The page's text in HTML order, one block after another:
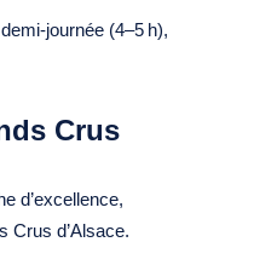
(4–5 h),
Crus
d’excellence,
Crus d’Alsace.